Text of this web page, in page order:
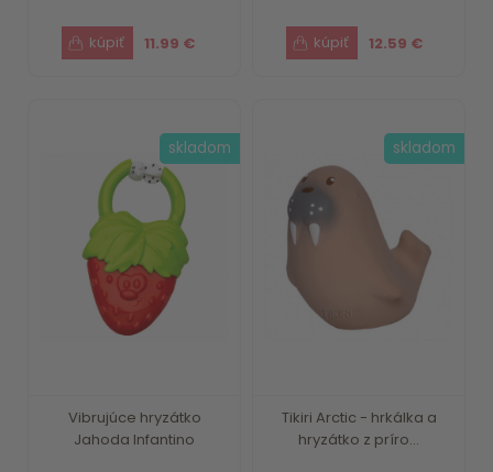
11.99 € 12.59 €
Vibrujúce hryzátko
Jahoda Infantino
skladom
Tikiri Arctic - hrkálka a
hryzátko z príro...
skladom